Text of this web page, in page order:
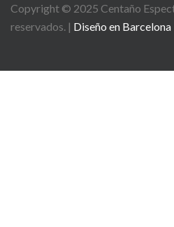
Copyright © 2025 Centaño
reservados. | Diseño en Barcelona